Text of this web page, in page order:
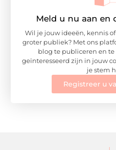
Meld u nu aan en
Wil je jouw ideeën, kennis
groter publiek? Met ons
blog te publiceren en
geïnteresseerd zijn in jouw
je stem
Registreer u